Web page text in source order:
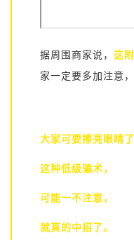
据周围商家说， 这
家一定要多加注意
大家可要擦亮眼睛了
这种低级骗术，
可能一不注意，
就真的中招了。